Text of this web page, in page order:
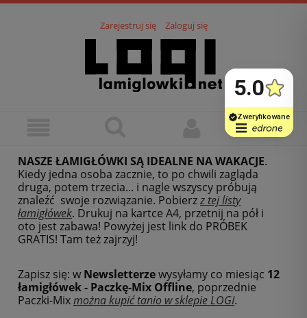
Zarejestruj się Zaloguj się
NASZE ŁAMIGŁÓWKI SĄ IDEALNE NA WAKACJE.
Kiedy jedna osoba zacznie, to po chwili zagląda
druga, potem trzecia... i nagle wszyscy próbują
znaleźć swoje rozwiązanie. Pobierzz tej listy
łamigłówek. Drukuj na kartce A4, przetnij na pół i
oto jest zabawa! Powyżej jest link do PRÓBEK
GRATIS! Tam też zajrzyj!
Zapisz się: w Newsletterzewysyłamy co miesiąc 12
łamigłówek - Paczkę-Mix Offline, poprzednie
Paczki-Mixmożna kupić tanio w sklepie LOGI.